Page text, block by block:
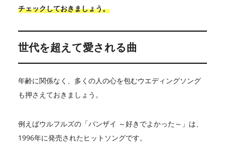
チェックしておきましょう。
世代を超えて愛される曲
年齢に関係なく、多くの人の心を包むウエディングソング
も押さえておきましょう。
例えばウルフルズの「バンザイ ～好きでよかった～」は、
1996年に発売されたヒットソングです。